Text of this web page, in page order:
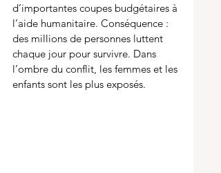
d’importantes coupes budgétaires à
l’aide humanitaire. Conséquence :
des millions de personnes luttent
chaque jour pour survivre. Dans
l’ombre du conflit, les femmes et les
enfants sont les plus exposés.